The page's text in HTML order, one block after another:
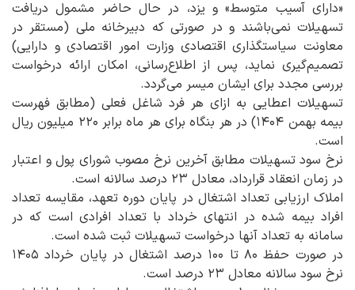
«دارای آسیب متوسط» و یزد، در حال حاضر مشمول دریافت
تسهیلات نمی‌باشند و در صورتی که دبیرخانه ملی (مستقر در
معاونت سیاستگذاری اقتصادی وزارت امور اقتصادی و دارایی)
تصمیم‌گیری نماید، پس از اطلاع‌رسانی، امکان ارائه درخواست
بررسی مجدد برای ایشان میسر می‌گردد.
تسهیلات اعطایی به ازای هر فرد شاغل فعلی (مطابق فهرست
بیمه بهمن ۱۴۰۴) در هر بنگاه برای هر ماه برابر ۲۲۰ میلیون ریال
است.
نرخ سود تسهیلات مطابق آخرین نرخ مصوب شورای پول و اعتبار
در زمان انعقاد قرارداد، معادل ۲۳ درصد سالانه است.
املاک ارزیابی تعداد اشتغال در پایان دوره تعهد، مقایسه تعداد
افراد بیمه شده در انتهای خرداد با تعداد افرادی است که در
سامانه به تعداد آنها درخواست تسهیلات ثبت شده است.
در صورت حفظ ۸۰ تا ۱۰۰ درصد اشتغال در پایان خرداد ۱۴۰۵
نرخ سود سالانه معادل ۲۳ درصد است.